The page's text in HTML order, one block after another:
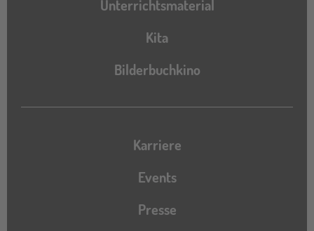
Unterrichtsmaterial
Kita
Bilderbuchkino
Karriere
Events
Presse